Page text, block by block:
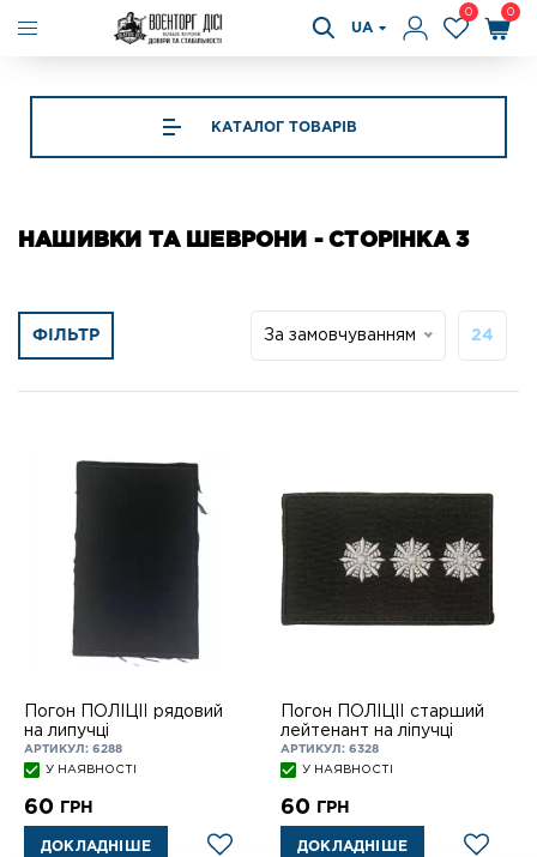
UA
0 0
КАТАЛОГ ТОВАРІВ
НАШИВКИ ТА ШЕВРОНИ - СТОРІНКА 3
ФІЛЬТР За замовчуванням 24
Погон ПОЛІЦІЇ рядовий
на липучці
АРТИКУЛ: 6288
У НАЯВНОСТІ
60 ГРН
ДОКЛАДНІШЕ
Погон ПОЛІЦІЇ старший
лейтенант на ліпучці
АРТИКУЛ: 6328
У НАЯВНОСТІ
60 ГРН
ДОКЛАДНІШЕ